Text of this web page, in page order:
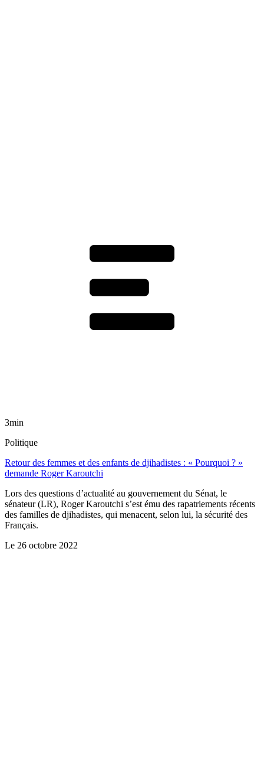
3min
Politique
Retour des femmes et des enfants de djihadistes : « Pourquoi ? »
demande Roger Karoutchi
Lors des questions d’actualité au gouvernement du Sénat, le
sénateur (LR), Roger Karoutchi s’est ému des rapatriements récents
des familles de djihadistes, qui menacent, selon lui, la sécurité des
Français.
Le 26 octobre 2022